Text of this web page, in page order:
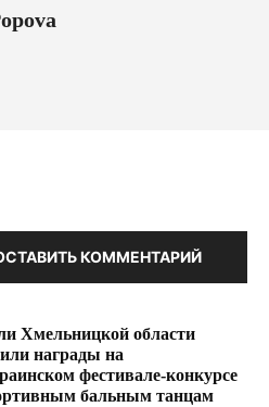
КОММЕНТАРИЙ
Хмельницкой области
награды на
фестивале-конкурсе
бальным танцам